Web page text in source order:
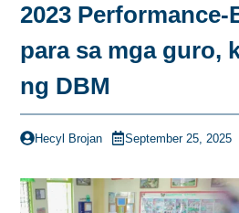
2023
para sa mga guro,
ng DBM
Hecyl Brojan September 25, 2025